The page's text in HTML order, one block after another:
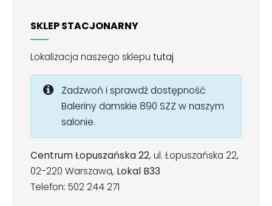
SKLEP STACJONARNY
Lokalizacja naszego sklepu tutaj
Zadzwoń i sprawdź dostępność
Baleriny damskie 890 SZZ w naszym
salonie.
Centrum Łopuszańska 22, ul. Łopuszańska 22,
02-220 Warszawa, Lokal B33
Telefon: 502 244 271